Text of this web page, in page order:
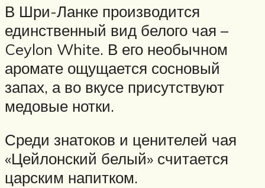
В Шри-Ланке производится
единственный вид белого чая –
Ceylon White. В его необычном
аромате ощущается сосновый
запах, а во вкусе присутствуют
медовые нотки.
Среди знатоков и ценителей чая
«Цейлонский белый» считается
царским напитком.